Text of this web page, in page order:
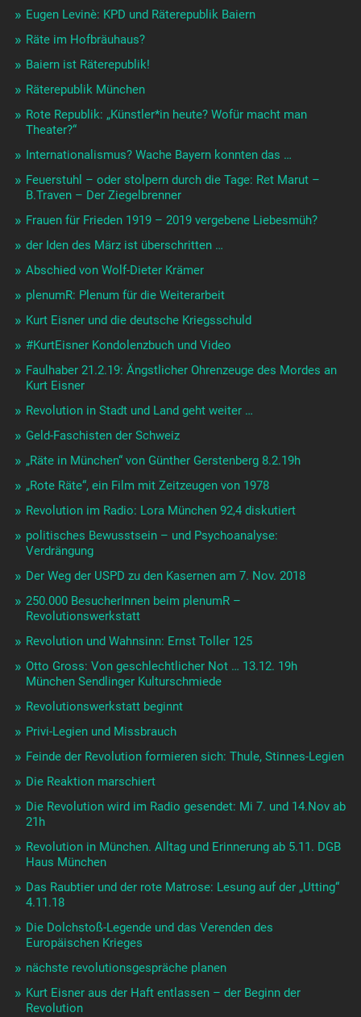
Eugen Levinè: KPD und Räterepublik Baiern
Räte im Hofbräuhaus?
Baiern ist Räterepublik!
Räterepublik München
Rote Republik: „Künstler*in heute? Wofür macht man
Theater?“
Internationalismus? Wache Bayern konnten das …
Feuerstuhl – oder stolpern durch die Tage: Ret Marut –
B.Traven – Der Ziegelbrenner
Frauen für Frieden 1919 – 2019 vergebene Liebesmüh?
der Iden des März ist überschritten …
Abschied von Wolf-Dieter Krämer
plenumR: Plenum für die Weiterarbeit
Kurt Eisner und die deutsche Kriegsschuld
#KurtEisner Kondolenzbuch und Video
Faulhaber 21.2.19: Ängstlicher Ohrenzeuge des Mordes an
Kurt Eisner
Revolution in Stadt und Land geht weiter …
Geld-Faschisten der Schweiz
„Räte in München“ von Günther Gerstenberg 8.2.19h
„Rote Räte“, ein Film mit Zeitzeugen von 1978
Revolution im Radio: Lora München 92,4 diskutiert
politisches Bewusstsein – und Psychoanalyse:
Verdrängung
Der Weg der USPD zu den Kasernen am 7. Nov. 2018
250.000 BesucherInnen beim plenumR –
Revolutionswerkstatt
Revolution und Wahnsinn: Ernst Toller 125
Otto Gross: Von geschlechtlicher Not … 13.12. 19h
München Sendlinger Kulturschmiede
Revolutionswerkstatt beginnt
Privi-Legien und Missbrauch
Feinde der Revolution formieren sich: Thule, Stinnes-Legien
Die Reaktion marschiert
Die Revolution wird im Radio gesendet: Mi 7. und 14.Nov ab
21h
Revolution in München. Alltag und Erinnerung ab 5.11. DGB
Haus München
Das Raubtier und der rote Matrose: Lesung auf der „Utting“
4.11.18
Die Dolchstoß-Legende und das Verenden des
Europäischen Krieges
nächste revolutionsgespräche planen
Kurt Eisner aus der Haft entlassen – der Beginn der
Revolution